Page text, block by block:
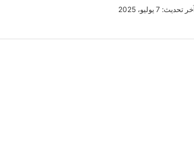
تحديث: 7 يوليو، 2025